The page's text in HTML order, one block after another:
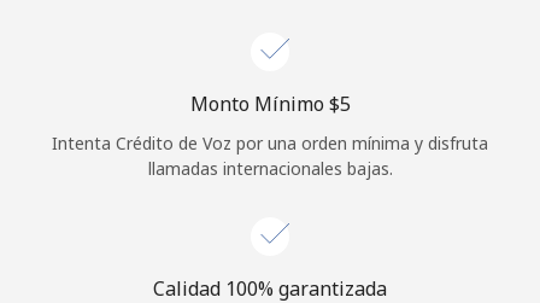
Monto Mínimo ⁦$5⁩
Intenta Crédito de Voz por una orden mínima y disfruta
llamadas internacionales bajas.
Calidad 100% garantizada